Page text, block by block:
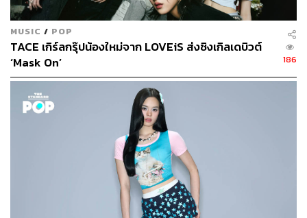
MUSIC / POP
TACE เกิร์ลกรุ๊ปน้องใหม่จาก LOVEiS ส่งซิงเกิลเดบิวต์
‘Mask On’
186